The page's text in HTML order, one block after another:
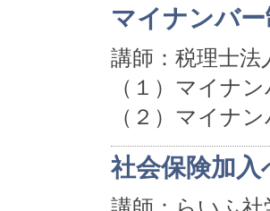
マイナンバ
講師：税理士
（１）マイナ
（２）マイナ
社会保険加入